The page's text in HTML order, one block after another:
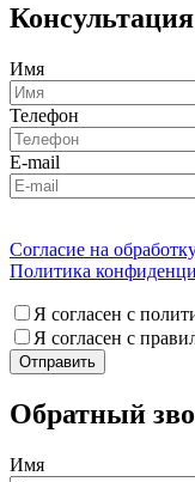
Консультация
Имя
Телефон
E-mail
Согласие на
Политика
Я согласен с
Я согласен с
Обратный
Имя